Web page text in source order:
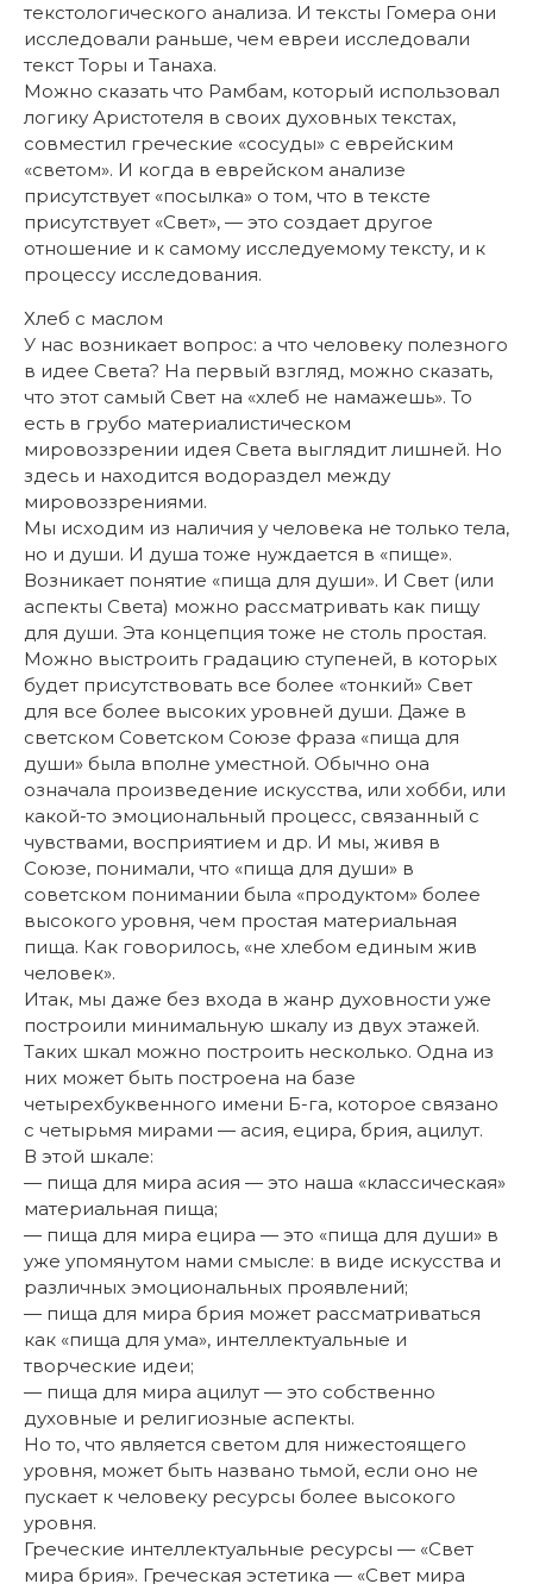
текстологического анализа. И тексты Гомера они
исследовали раньше, чем евреи исследовали
текст Торы и Танаха.
Можно сказать что Рамбам, который использовал
логику Аристотеля в своих духовных текстах,
совместил греческие «сосуды» с еврейским
«светом». И когда в еврейском анализе
присутствует «посылка» о том, что в тексте
присутствует «Свет», — это создает другое
отношение и к самому исследуемому тексту, и к
процессу исследования.
Хлеб с маслом
У нас возникает вопрос: а что человеку полезного
в идее Света? На первый взгляд, можно сказать,
что этот самый Свет на «хлеб не намажешь». То
есть в грубо материалистическом
мировоззрении идея Света выглядит лишней. Но
здесь и находится водораздел между
мировоззрениями.
Мы исходим из наличия у человека не только тела,
но и души. И душа тоже нуждается в «пище».
Возникает понятие «пища для души». И Свет (или
аспекты Света) можно рассматривать как пищу
для души. Эта концепция тоже не столь простая.
Можно выстроить градацию ступеней, в которых
будет присутствовать все более «тонкий» Свет
для все более высоких уровней души. Даже в
светском Советском Союзе фраза «пища для
души» была вполне уместной. Обычно она
означала произведение искусства, или хобби, или
какой-то эмоциональный процесс, связанный с
чувствами, восприятием и др. И мы, живя в
Союзе, понимали, что «пища для души» в
советском понимании была «продуктом» более
высокого уровня, чем простая материальная
пища. Как говорилось, «не хлебом единым жив
человек».
Итак, мы даже без входа в жанр духовности уже
построили минимальную шкалу из двух этажей.
Таких шкал можно построить несколько. Одна из
них может быть построена на базе
четырехбуквенного имени Б-га, которое связано
с четырьмя мирами — асия, ецира, брия, ацилут.
В этой шкале:
— пища для мира асия — это наша «классическая»
материальная пища;
— пища для мира ецира — это «пища для души» в
уже упомянутом нами смысле: в виде искусства и
различных эмоциональных проявлений;
— пища для мира брия может рассматриваться
как «пища для ума», интеллектуальные и
творческие идеи;
— пища для мира ацилут — это собственно
духовные и религиозные аспекты.
Но то, что является светом для нижестоящего
уровня, может быть названо тьмой, если оно не
пускает к человеку ресурсы более высокого
уровня.
Греческие интеллектуальные ресурсы — «Свет
мира брия». Греческая эстетика — «Свет мира